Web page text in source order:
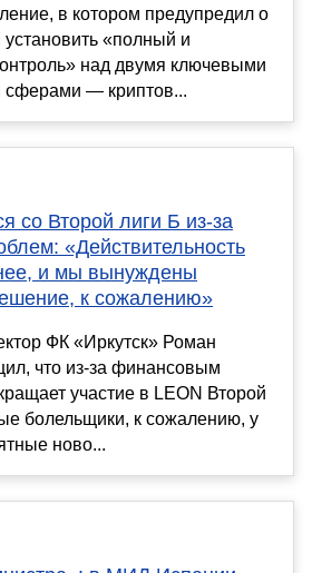
в котором предупредил о
«полный и
над двумя ключевыми
сферами — криптов...
со Второй лиги Б из-за
«Действительность
и мы вынуждены
к сожалению»
ФК «Иркутск» Роман
что из-за финансовым
участие в LEON Второй
болельщики, к сожалению, у
ново...